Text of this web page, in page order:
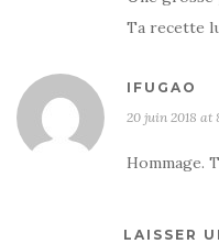
Ta recette
IFUGAO
20 juin 2018 at
Hommage.
LAISSER